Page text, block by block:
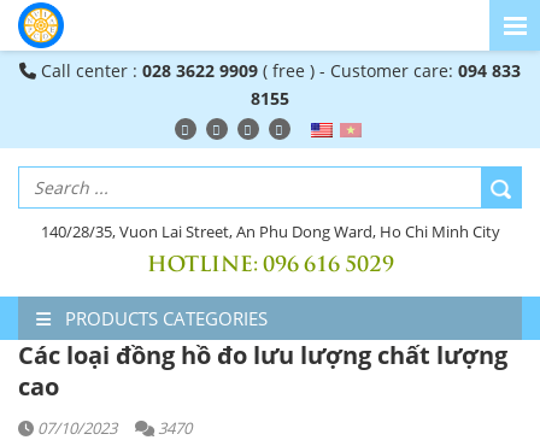
Call center : 028 3622 9909 ( free ) - Customer care: 094 833
8155
140/28/35, Vuon Lai Street, An Phu Dong Ward, Ho Chi Minh City
HOTLINE:096 616 5029
PRODUCTS CATEGORIES
Các loại đồng hồ đo lưu lượng chất lượng
cao
07/10/2023 3470